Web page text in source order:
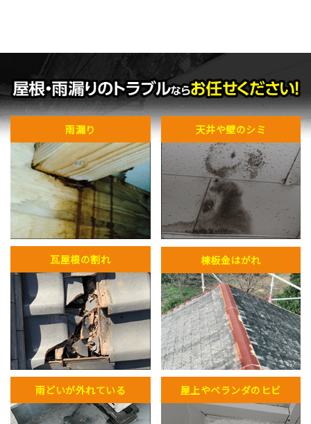
雨漏り 天井や壁のシミ
瓦屋根の割れ 棟板金はがれ
雨どいが外れている 屋上やベランダのヒビ